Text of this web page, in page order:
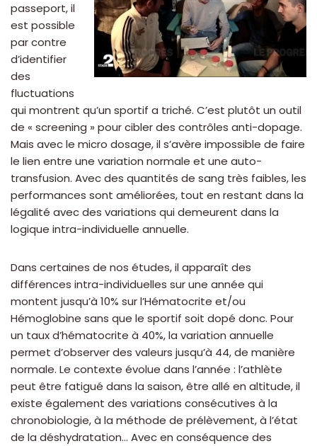
passeport, il
est possible
par contre
d’identifier
des
fluctuations
qui montrent qu’un sportif a triché. C’est plutôt un outil
de « screening » pour cibler des contrôles anti-dopage.
Mais avec le micro dosage, il s’avère impossible de faire
le lien entre une variation normale et une auto-
transfusion. Avec des quantités de sang très faibles, les
performances sont améliorées, tout en restant dans la
légalité avec des variations qui demeurent dans la
logique intra-individuelle annuelle.
Dans certaines de nos études, il apparaît des
différences intra-individuelles sur une année qui
montent jusqu’à 10% sur l’Hématocrite et/ou
Hémoglobine sans que le sportif soit dopé donc. Pour
un taux d’hématocrite à 40%, la variation annuelle
permet d’observer des valeurs jusqu’à 44, de manière
normale. Le contexte évolue dans l’année : l’athlète
peut être fatigué dans la saison, être allé en altitude, il
existe également des variations consécutives à la
chronobiologie, à la méthode de prélèvement, à l’état
de la déshydratation… Avec en conséquence des